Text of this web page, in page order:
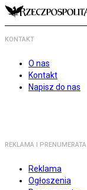
KONTAKT
O nas
Kontakt
Napisz do nas
REKLAMA I PRENUMERATA
Reklama
Ogłoszenia